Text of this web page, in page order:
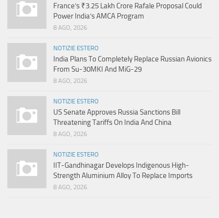
France’s ₹3.25 Lakh Crore Rafale Proposal Could
Power India’s AMCA Program
8 AGO, 2026
NOTIZIE ESTERO
India Plans To Completely Replace Russian Avionics
From Su-30MKI And MiG-29
8 AGO, 2026
NOTIZIE ESTERO
US Senate Approves Russia Sanctions Bill
Threatening Tariffs On India And China
8 AGO, 2026
NOTIZIE ESTERO
IIT-Gandhinagar Develops Indigenous High-
Strength Aluminium Alloy To Replace Imports
8 AGO, 2026